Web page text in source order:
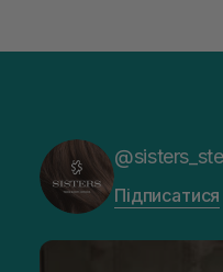
Підписатися